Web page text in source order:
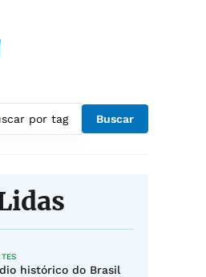
por tag Buscar
histórico do Brasil